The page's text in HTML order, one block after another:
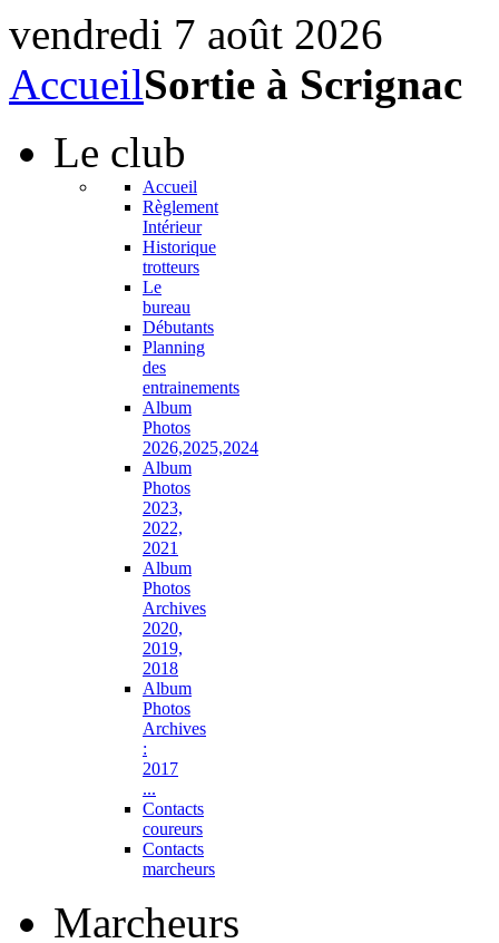
vendredi 7 août 2026
AccueilSortie à Scrignac
Le club
Accueil
Règlement
Intérieur
Historique
trotteurs
Le
bureau
Débutants
Planning
des
entrainements
Album
Photos
2026,2025,2024
Album
Photos
2023,
2022,
2021
Album
Photos
Archives
2020,
2019,
2018
Album
Photos
Archives
:
2017
...
Contacts
coureurs
Contacts
marcheurs
Marcheurs